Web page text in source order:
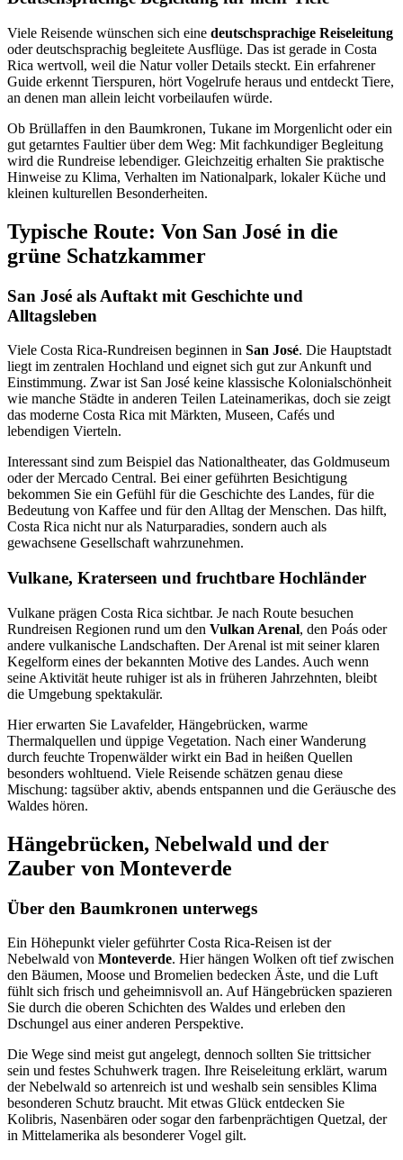
Viele Reisende wünschen sich eine deutschsprachige Reiseleitung
oder deutschsprachig begleitete Ausflüge. Das ist gerade in Costa
Rica wertvoll, weil die Natur voller Details steckt. Ein erfahrener
Guide erkennt Tierspuren, hört Vogelrufe heraus und entdeckt Tiere,
an denen man allein leicht vorbeilaufen würde.
Ob Brüllaffen in den Baumkronen, Tukane im Morgenlicht oder ein
gut getarntes Faultier über dem Weg: Mit fachkundiger Begleitung
wird die Rundreise lebendiger. Gleichzeitig erhalten Sie praktische
Hinweise zu Klima, Verhalten im Nationalpark, lokaler Küche und
kleinen kulturellen Besonderheiten.
Typische Route: Von San José in die
grüne Schatzkammer
San José als Auftakt mit Geschichte und
Alltagsleben
Viele Costa Rica-Rundreisen beginnen in San José. Die Hauptstadt
liegt im zentralen Hochland und eignet sich gut zur Ankunft und
Einstimmung. Zwar ist San José keine klassische Kolonialschönheit
wie manche Städte in anderen Teilen Lateinamerikas, doch sie zeigt
das moderne Costa Rica mit Märkten, Museen, Cafés und
lebendigen Vierteln.
Interessant sind zum Beispiel das Nationaltheater, das Goldmuseum
oder der Mercado Central. Bei einer geführten Besichtigung
bekommen Sie ein Gefühl für die Geschichte des Landes, für die
Bedeutung von Kaffee und für den Alltag der Menschen. Das hilft,
Costa Rica nicht nur als Naturparadies, sondern auch als
gewachsene Gesellschaft wahrzunehmen.
Vulkane, Kraterseen und fruchtbare Hochländer
Vulkane prägen Costa Rica sichtbar. Je nach Route besuchen
Rundreisen Regionen rund um den Vulkan Arenal, den Poás oder
andere vulkanische Landschaften. Der Arenal ist mit seiner klaren
Kegelform eines der bekannten Motive des Landes. Auch wenn
seine Aktivität heute ruhiger ist als in früheren Jahrzehnten, bleibt
die Umgebung spektakulär.
Hier erwarten Sie Lavafelder, Hängebrücken, warme
Thermalquellen und üppige Vegetation. Nach einer Wanderung
durch feuchte Tropenwälder wirkt ein Bad in heißen Quellen
besonders wohltuend. Viele Reisende schätzen genau diese
Mischung: tagsüber aktiv, abends entspannen und die Geräusche des
Waldes hören.
Hängebrücken, Nebelwald und der
Zauber von Monteverde
Über den Baumkronen unterwegs
Ein Höhepunkt vieler geführter Costa Rica-Reisen ist der
Nebelwald von Monteverde. Hier hängen Wolken oft tief zwischen
den Bäumen, Moose und Bromelien bedecken Äste, und die Luft
fühlt sich frisch und geheimnisvoll an. Auf Hängebrücken spazieren
Sie durch die oberen Schichten des Waldes und erleben den
Dschungel aus einer anderen Perspektive.
Die Wege sind meist gut angelegt, dennoch sollten Sie trittsicher
sein und festes Schuhwerk tragen. Ihre Reiseleitung erklärt, warum
der Nebelwald so artenreich ist und weshalb sein sensibles Klima
besonderen Schutz braucht. Mit etwas Glück entdecken Sie
Kolibris, Nasenbären oder sogar den farbenprächtigen Quetzal, der
in Mittelamerika als besonderer Vogel gilt.